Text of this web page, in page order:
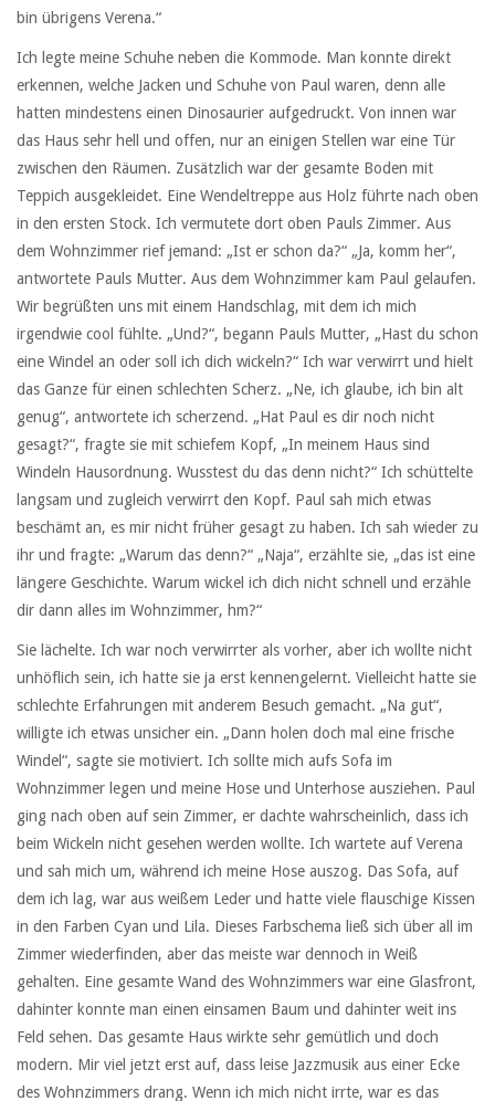
bin übrigens Verena.“
Ich legte meine Schuhe neben die Kommode. Man konnte direkt
erkennen, welche Jacken und Schuhe von Paul waren, denn alle
hatten mindestens einen Dinosaurier aufgedruckt. Von innen war
das Haus sehr hell und offen, nur an einigen Stellen war eine Tür
zwischen den Räumen. Zusätzlich war der gesamte Boden mit
Teppich ausgekleidet. Eine Wendeltreppe aus Holz führte nach oben
in den ersten Stock. Ich vermutete dort oben Pauls Zimmer. Aus
dem Wohnzimmer rief jemand: „Ist er schon da?“ „Ja, komm her“,
antwortete Pauls Mutter. Aus dem Wohnzimmer kam Paul gelaufen.
Wir begrüßten uns mit einem Handschlag, mit dem ich mich
irgendwie cool fühlte. „Und?“, begann Pauls Mutter, „Hast du schon
eine Windel an oder soll ich dich wickeln?“ Ich war verwirrt und hielt
das Ganze für einen schlechten Scherz. „Ne, ich glaube, ich bin alt
genug“, antwortete ich scherzend. „Hat Paul es dir noch nicht
gesagt?“, fragte sie mit schiefem Kopf, „In meinem Haus sind
Windeln Hausordnung. Wusstest du das denn nicht?“ Ich schüttelte
langsam und zugleich verwirrt den Kopf. Paul sah mich etwas
beschämt an, es mir nicht früher gesagt zu haben. Ich sah wieder zu
ihr und fragte: „Warum das denn?“ „Naja“, erzählte sie, „das ist eine
längere Geschichte. Warum wickel ich dich nicht schnell und erzähle
dir dann alles im Wohnzimmer, hm?“
Sie lächelte. Ich war noch verwirrter als vorher, aber ich wollte nicht
unhöflich sein, ich hatte sie ja erst kennengelernt. Vielleicht hatte sie
schlechte Erfahrungen mit anderem Besuch gemacht. „Na gut“,
willigte ich etwas unsicher ein. „Dann holen doch mal eine frische
Windel“, sagte sie motiviert. Ich sollte mich aufs Sofa im
Wohnzimmer legen und meine Hose und Unterhose ausziehen. Paul
ging nach oben auf sein Zimmer, er dachte wahrscheinlich, dass ich
beim Wickeln nicht gesehen werden wollte. Ich wartete auf Verena
und sah mich um, während ich meine Hose auszog. Das Sofa, auf
dem ich lag, war aus weißem Leder und hatte viele flauschige Kissen
in den Farben Cyan und Lila. Dieses Farbschema ließ sich über all im
Zimmer wiederfinden, aber das meiste war dennoch in Weiß
gehalten. Eine gesamte Wand des Wohnzimmers war eine Glasfront,
dahinter konnte man einen einsamen Baum und dahinter weit ins
Feld sehen. Das gesamte Haus wirkte sehr gemütlich und doch
modern. Mir viel jetzt erst auf, dass leise Jazzmusik aus einer Ecke
des Wohnzimmers drang. Wenn ich mich nicht irrte, war es das